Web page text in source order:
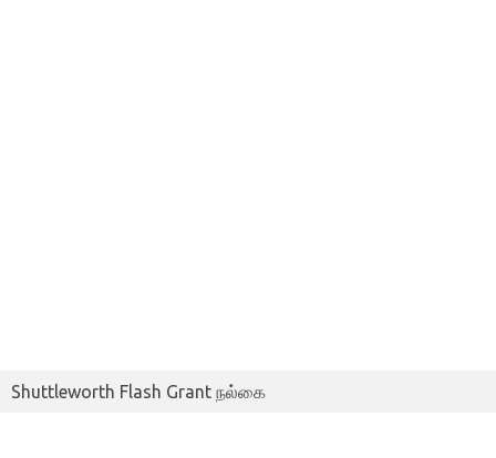
Shuttleworth Flash Grant நல்கை